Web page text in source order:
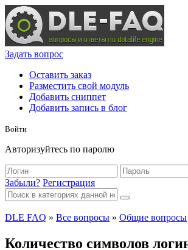
Задать вопрос
Оставить заказ
Разместить свой модуль
Добавить сниппет
Добавить запись в блог
Войти
Авторизуйтесь по паролю
Забыли? Регистрация
DLE FAQ » Все вопросы » Общие вопросы
Количество символов